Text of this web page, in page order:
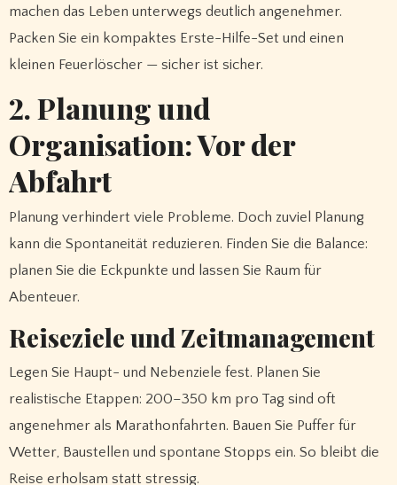
machen das Leben unterwegs deutlich angenehmer.
Packen Sie ein kompaktes Erste-Hilfe-Set und einen
kleinen Feuerlöscher — sicher ist sicher.
2. Planung und
Organisation: Vor der
Abfahrt
Planung verhindert viele Probleme. Doch zuviel Planung
kann die Spontaneität reduzieren. Finden Sie die Balance:
planen Sie die Eckpunkte und lassen Sie Raum für
Abenteuer.
Reiseziele und Zeitmanagement
Legen Sie Haupt- und Nebenziele fest. Planen Sie
realistische Etappen: 200–350 km pro Tag sind oft
angenehmer als Marathonfahrten. Bauen Sie Puffer für
Wetter, Baustellen und spontane Stopps ein. So bleibt die
Reise erholsam statt stressig.